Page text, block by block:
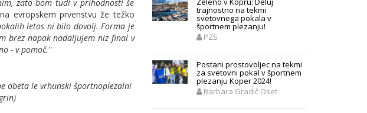
zato bom tudi v prihodnosti še
evropskem prvenstvu že težko
letos ni bilo dovolj. Forma je
brez napak nadaljujem niz final v
- v pomoč."
obeta le vrhunski športnoplezalni
trajnostno na tekmi
svetovnega pokala v
športnem plezanju!
PZS
Postani prostovoljec na tekmi
za svetovni pokal v športnem
plezanju Koper 2024!
Barbara Gradič Oset